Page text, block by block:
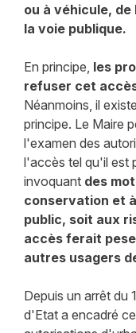
ou à véhicule,
la voie publique.
En principe, les
refuser cet
Néanmoins, il
principe. Le Maire
l'examen des
l'accès tel qu'il est
invoquant des
conservation et
public, soit aux
accès ferait
autres usagers
Depuis un arrêt du
d'Etat a encadré